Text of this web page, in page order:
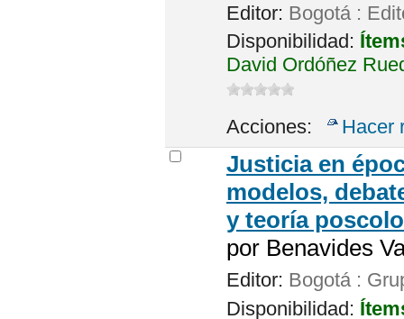
Editor: Bogotá :
Disponibilidad:
David Ordóñez
Acciones: Hacer
Justicia en
modelos,
y teoría
por Benavides
Editor: Bogotá :
Disponibilidad: